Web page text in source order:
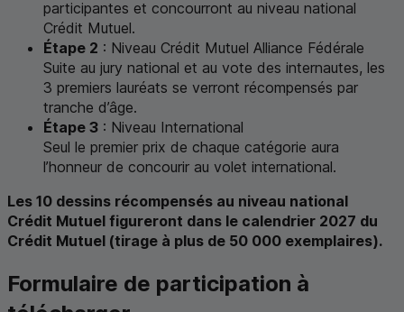
participantes et concourront au niveau national
Crédit Mutuel.
Étape 2 : Niveau Crédit Mutuel Alliance Fédérale
Suite au jury national et au vote des internautes, les
3 premiers lauréats se verront récompensés par
tranche d’âge.
Étape 3 : Niveau International
Seul le premier prix de chaque catégorie aura
l’honneur de concourir au volet international.
Les 10 dessins récompensés au niveau national
Crédit Mutuel figureront dans le calendrier 2027 du
Crédit Mutuel (tirage à plus de 50 000 exemplaires).
Formulaire de participation à